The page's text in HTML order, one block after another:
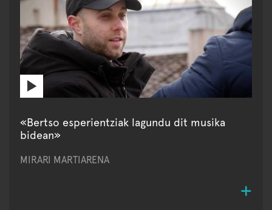
«Bertso esperientziak lagundu dit musika
bidean»
MIRARI MARTIARENA